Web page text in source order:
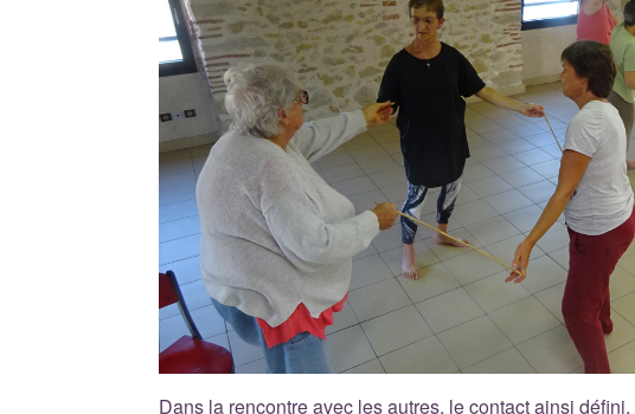
Dans la rencontre avec les autres, le contact ainsi défini,